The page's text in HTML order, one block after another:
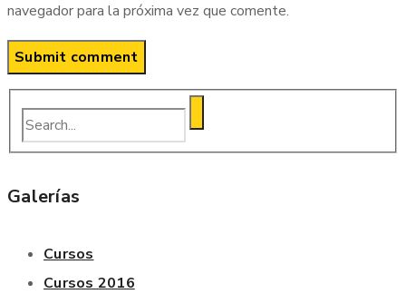
navegador para la próxima vez que comente.
Galerías
Cursos
Cursos 2016